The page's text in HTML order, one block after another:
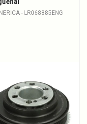
- LR068885ENG